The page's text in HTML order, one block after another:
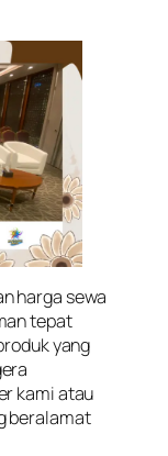
harga sewa
tepat
yang
kami atau
beralamat